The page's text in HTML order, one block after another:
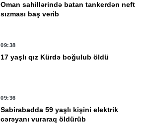
Oman sahillərində batan tankerdən neft
sızması baş verib
09:38
17 yaşlı qız Kürdə boğulub öldü
09:36
Sabirabadda 59 yaşlı kişini elektrik
cərəyanı vuraraq öldürüb